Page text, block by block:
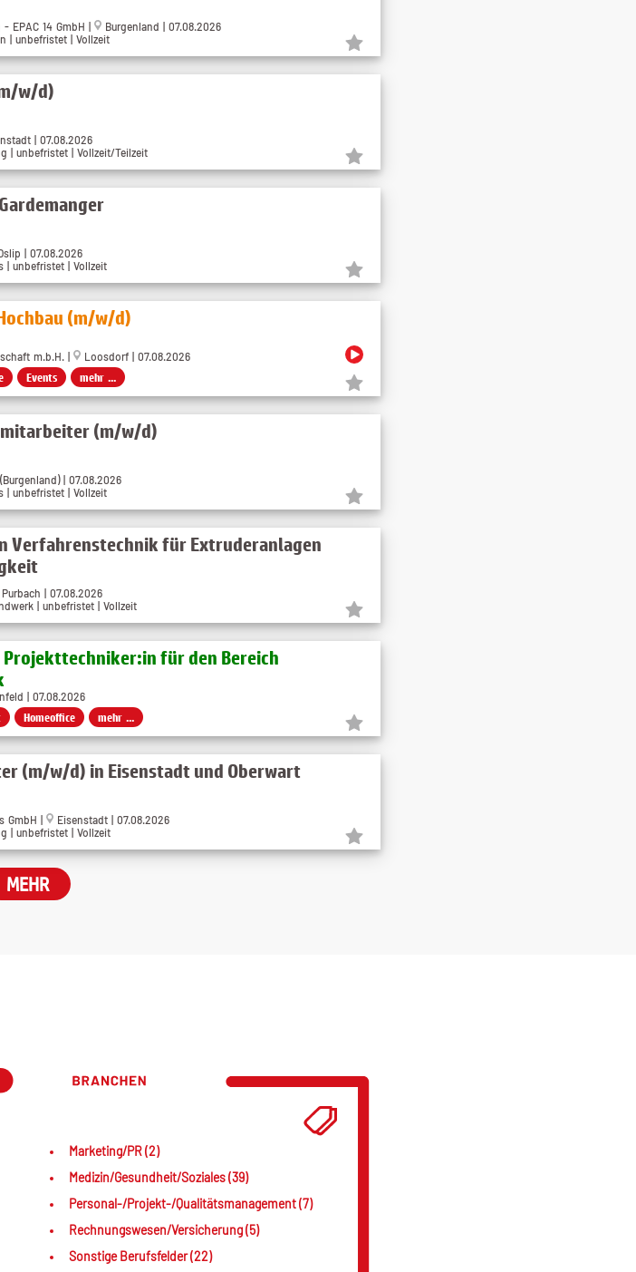
EPAC 14 GmbH | Burgenland | 07.08.2026
| unbefristet | Vollzeit
w/d)
| 07.08.2026
| unbefristet | Vollzeit/Teilzeit
| 07.08.2026
| unbefristet | Vollzeit
(m/w/d)
m.b.H. | Loosdorf | 07.08.2026
Events mehr ...
(m/w/d)
| 07.08.2026
| unbefristet | Vollzeit
Verfahrenstechnik für Extruderanlagen
Purbach | 07.08.2026
| unbefristet | Vollzeit
für den Bereich
| 07.08.2026
Homeoffice mehr ...
(m/w/d) in Eisenstadt und Oberwart
GmbH | Eisenstadt | 07.08.2026
| unbefristet | Vollzeit
MEHR
Marketing/PR (2)
Medizin/Gesundheit/Soziales (39)
Personal-/Projekt-/Qualitätsmanagement (7)
Rechnungswesen/Versicherung (5)
Sonstige Berufsfelder (22)